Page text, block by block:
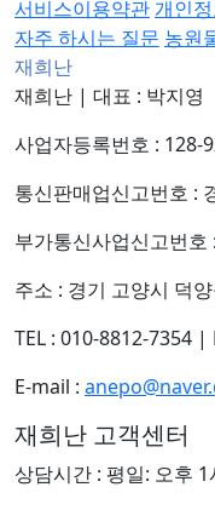
서비스이용약관 개인
자주 하시는 질문 농원
재희난
재희난 | 대표 : 박지영
사업자등록번호 : 128-
통신판매업신고번호 :
부가통신사업신고번호
주소 : 경기 고양시 덕
TEL : 010-8812-7354 |
E-mail :
재희난 고객센터
상담시간 : 평일: 오후 1